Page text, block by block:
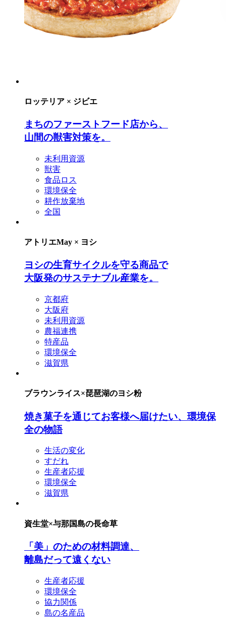
ロッテリア × ジビエ
まちのファーストフード店から、
山間の獣害対策を。
未利用資源
獣害
食品ロス
環境保全
耕作放棄地
全国
アトリエMay × ヨシ
ヨシの生育サイクルを守る商品で
大阪発のサステナブル産業を。
京都府
大阪府
未利用資源
農福連携
特産品
環境保全
滋賀県
ブラウンライス×琵琶湖のヨシ粉
焼き菓子を通じてお客様へ届けたい、環境保
全の物語
生活の変化
すだれ
生産者応援
環境保全
滋賀県
資生堂×与那国島の長命草
「美」のための材料調達、
離島だって遠くない
生産者応援
環境保全
協力関係
島の名産品